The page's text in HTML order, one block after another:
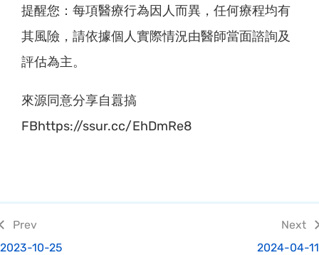
提醒您：每項醫療行為因人而異，任何療程均有
其風險，請依據個人實際情況由醫師當面諮詢及
評估為主。
來源同意分享自囂搞
FBhttps://ssur.cc/EhDmRe8
2023-10-25
2024-04-11